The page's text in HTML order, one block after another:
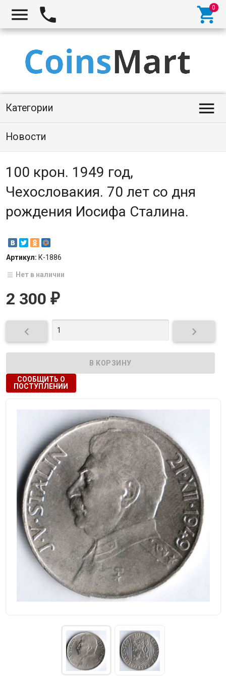
  
Категории 
Новости
100 крон. 1949 год,
Чехословакия. 70 лет со дня
рождения Иосифа Сталина.
Артикул: К-1886
Нет в наличии
2 300 ₽
 
СООБЩИТЬ О
ПОСТУПЛЕНИИ